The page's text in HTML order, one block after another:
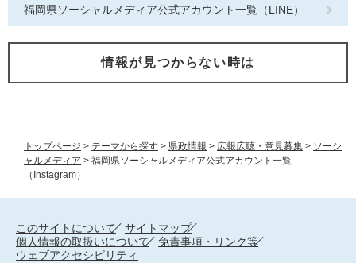
トップページ > テーマから探す > 県政情報 > 広報広聴・意見募集 > ソーシ
ャルメディア > 福岡県ソーシャルメディア公式アカウント一覧
（Instagram）
福岡県ソーシャルメディア公式アカウント一覧（LINE）
情報が見つからない時は
このサイトについて
サイトマップ
個人情報の取扱いについて
免責事項・リンク等
ウェブアクセシビリティ